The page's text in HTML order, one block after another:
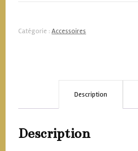
Catégorie :Accessoires
Description
Description